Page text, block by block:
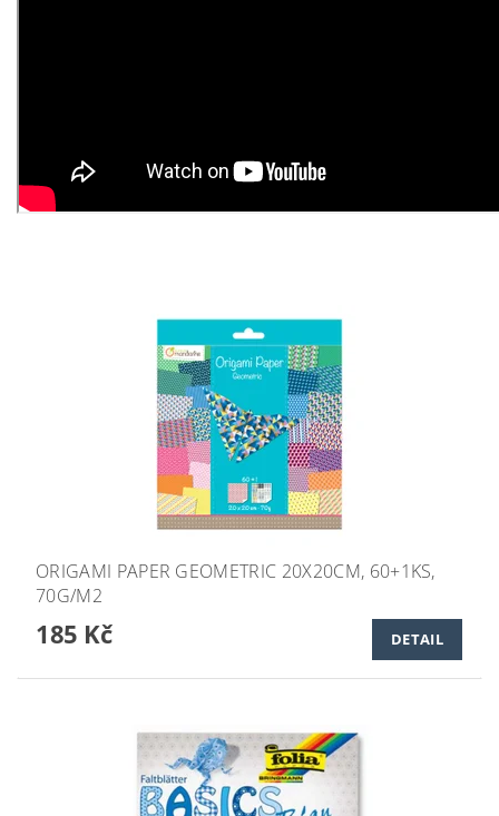
ORIGAMI PAPER GEOMETRIC 20X20CM, 60+1KS,
70G/M2
185 Kč DETAIL